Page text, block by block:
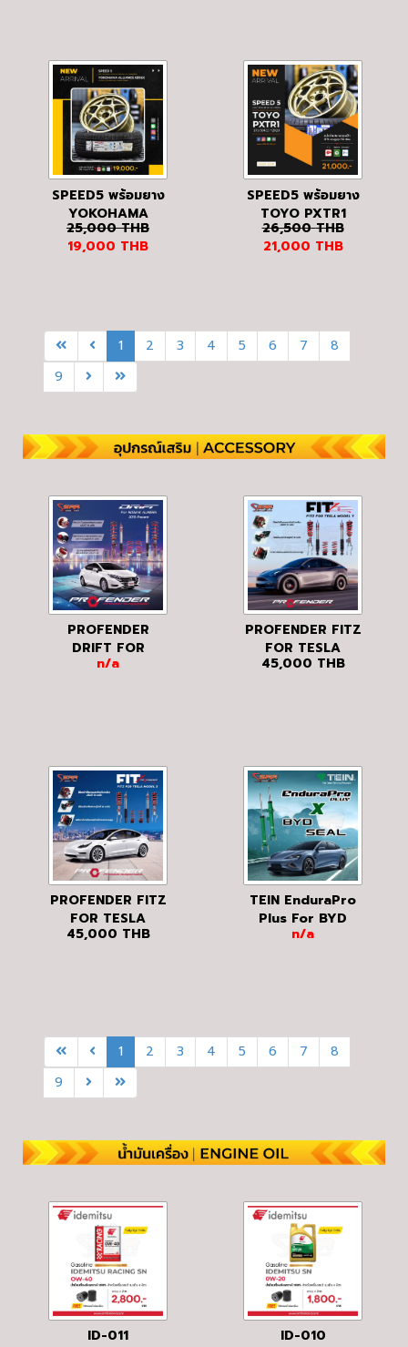
SPEED5 พร้อมยาง
YOKOHAMA
030EX
25,000 THB
19,000 THB
SPEED5 พร้อมยาง
TOYO PXTR1
26,500 THB
21,000 THB
1 2 3 4 5 6 7
8
9
PROFENDER
DRIFT FOR
NISSAN ALMERA
n/a
PROFENDER FITZ
FOR TESLA
MODEL Y
45,000 THB
PROFENDER FITZ
FOR TESLA
MODEL 3
45,000 THB
TEIN EnduraPro
Plus For BYD
SEAL
n/a
1 2 3 4 5 6 7
8
9
ID-011 ID-010